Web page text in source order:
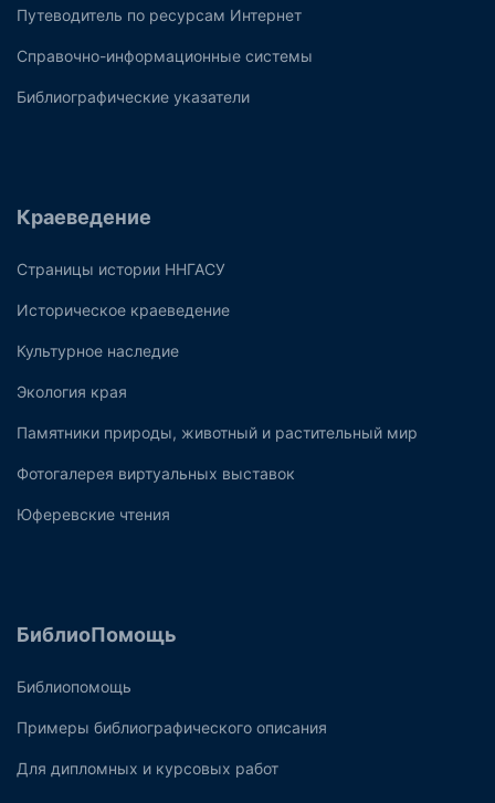
Путеводитель по ресурсам Интернет
Справочно-информационные системы
Библиографические указатели
Краеведение
Страницы истории ННГАСУ
Историческое краеведение
Культурное наследие
Экология края
Памятники природы, животный и растительный мир
Фотогалерея виртуальных выставок
Юферевские чтения
БиблиоПомощь
Библиопомощь
Примеры библиографического описания
Для дипломных и курсовых работ